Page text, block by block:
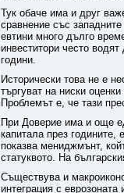
Тук обаче има и друг
сравнение със
евтини много дълго
инвеститори често
години.
Исторически това не е
търгуват на ниски
Проблемът е, че тази
При Доверие има и още
капитала през годините,
показва мениджмънт,
статуквото. На
Съществува и
интеграция с